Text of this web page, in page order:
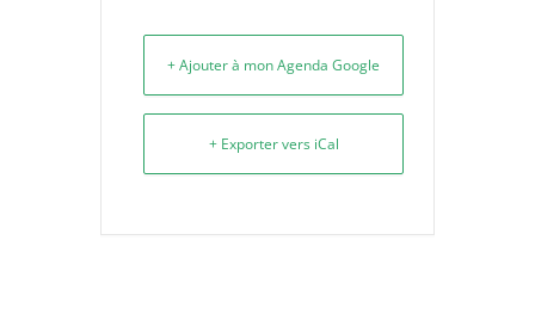
+ Ajouter à mon Agenda Google
+ Exporter vers iCal